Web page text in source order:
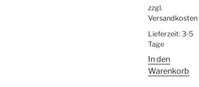
zzgl.
Versandkosten
Lieferzeit:3-5
Tage
In den
Warenkorb